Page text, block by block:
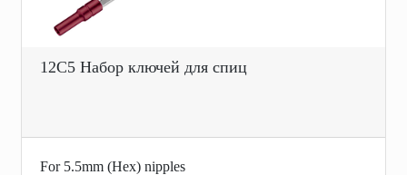
12C5 Набор ключей для спиц
For 5.5mm (Hex) nipples